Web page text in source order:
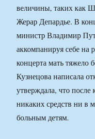
величины, таких как
Жерар Депардье. В
министр Владимир
аккомпанируя себе на
концерта мать тяжело
Кузнецова написала
утверждала, что
никаких средств ни в
больным детям.